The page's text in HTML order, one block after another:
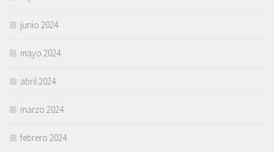
junio 2024
mayo 2024
abril 2024
marzo 2024
febrero 2024